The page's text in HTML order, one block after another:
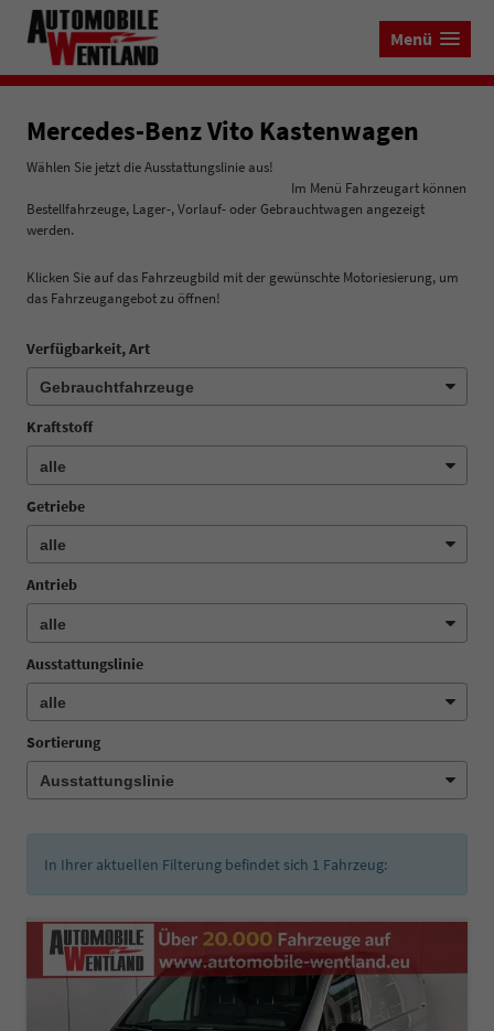
Menü
Mercedes-Benz Vito Kastenwagen
Wählen Sie jetzt die Ausstattungslinie aus!
Im Menü Fahrzeugart können
Bestellfahrzeuge, Lager-, Vorlauf- oder Gebrauchtwagen angezeigt
werden.
Klicken Sie auf das Fahrzeugbild mit der gewünschte Motoriesierung, um
das Fahrzeugangebot zu öffnen!
Verfügbarkeit, Art
Kraftstoff
Getriebe
Antrieb
Ausstattungslinie
Sortierung
In Ihrer aktuellen Filterung befindet sich 1 Fahrzeug: